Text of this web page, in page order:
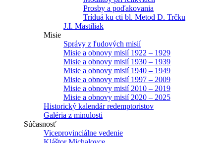
Prosby a poďakovania
Tríduá ku cti bl. Metod D. Trčku
J.I. Mastiliak
Misie
Správy z ľudových misií
Misie a obnovy misií 1922 – 1929
Misie a obnovy misií 1930 – 1939
Misie a obnovy misií 1940 – 1949
Misie a obnovy misií 1997 – 2009
Misie a obnovy misií 2010 – 2019
Misie a obnovy misií 2020 – 2025
Historický kalendár redemptoristov
Galéria z minulosti
Súčasnosť
Viceprovinciálne vedenie